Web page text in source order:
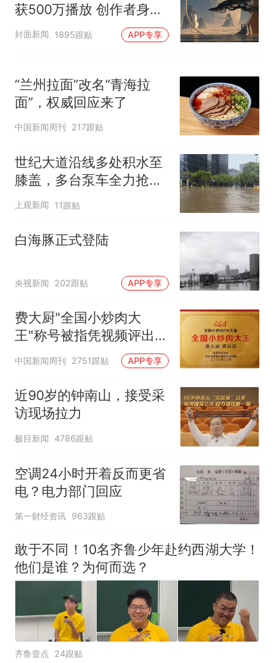
获500万播放 创作者身份
披露
封面新闻 1895跟贴 APP专享
“兰州拉面”改名“青海拉
面”，权威回应来了
中国新闻周刊 217跟贴
世纪大道沿线多处积水至
膝盖，多台泵车全力抢
排，建议市民尽量避免附
上观新闻 11跟贴
白海豚正式登陆
央视新闻 202跟贴 APP专享
费大厨"全国小炒肉大
王"称号被指凭视频评出
官方回应
中国新闻周刊 2751跟贴 APP专享
近90岁的钟南山，接受采
访现场拉力
极目新闻 4786跟贴
空调24小时开着反而更省
电？电力部门回应
第一财经资讯 963跟贴
敢于不同！10名齐鲁少年赴约西湖大学！
他们是谁？为何而选？
齐鲁壹点 24跟贴